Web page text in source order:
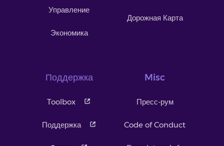
Управление
Экономика
Дорожная Карта
Поддержка
Toolbox
Поддержка
Misc
Пресс-рум
Code of Conduct